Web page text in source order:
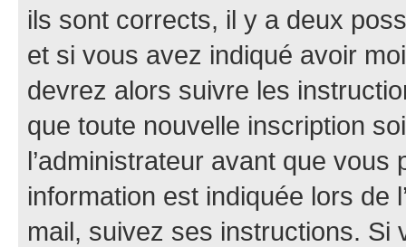
ils sont corrects, il y a deux
et si vous avez indiqué avoir
devrez alors suivre les
que toute nouvelle inscription
l’administrateur avant que
information est indiquée lors de
mail, suivez ses instructions. Si